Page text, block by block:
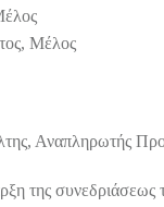
Μέλος
Αναπληρωτής
της συνεδριάσεως